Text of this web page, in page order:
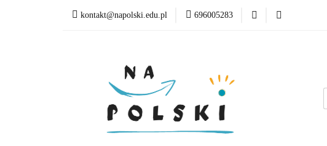
kontakt@napolski.edu.pl 696005283
Matura Egzamin ósmoklasisty